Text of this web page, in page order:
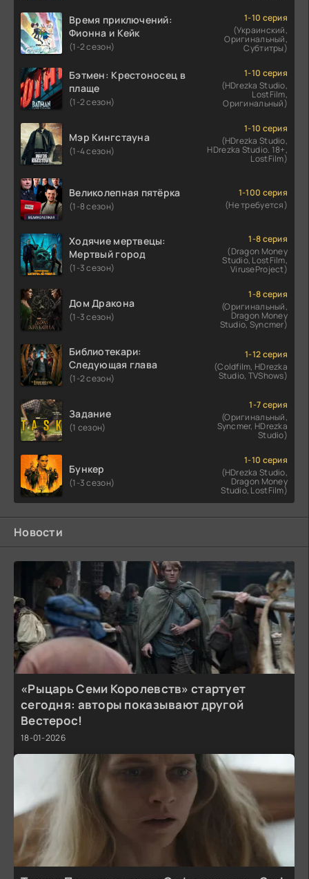
Время приключений:
Фионна и Кейк
(1-2 сезон)
1-10 серия
(Украинский,
Оригинальный,
Субтитры)
Бэтмен: Крестоносец в
плаще
(1-2 сезон)
1-10 серия
(HDrezka Studio,
LostFilm,
Оригинальный)
Мэр Кингстауна
(1-4 сезон)
1-10 серия
(HDrezka Studio,
HDrezka Studio. 18+,
LostFilm)
Великолепная пятёрка
(1-8 сезон)
1-100 серия
(Не требуется)
Ходячие мертвецы:
Мертвый город
(1-3 сезон)
1-8 серия
(Dragon Money
Studio, LostFilm,
ViruseProject)
Дом Дракона
(1-3 сезон)
1-8 серия
(Оригинальный,
Dragon Money
Studio, Syncmer)
Библиотекари:
Следующая глава
(1-2 сезон)
1-12 серия
(Coldfilm, HDrezka
Studio, TVShows)
Задание
(1 сезон)
1-7 серия
(Оригинальный,
Syncmer, HDrezka
Studio)
Бункер
(1-3 сезон)
1-10 серия
(HDrezka Studio,
Dragon Money
Studio, LostFilm)
Новости
«Рыцарь Семи Королевств» стартует
сегодня: авторы показывают другой
Вестерос!
18-01-2026